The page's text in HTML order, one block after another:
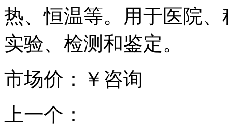
热、恒温等。用于医院
实验、检测和鉴定。
市场价：￥咨询
上一个：